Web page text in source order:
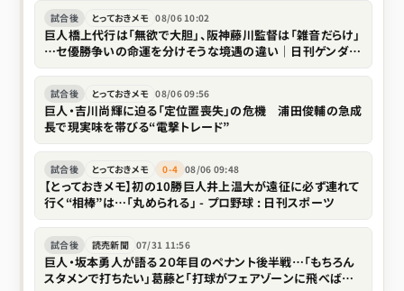
試合後 とっておきメモ 08/06 10:02
巨人橋上代行は「無欲で大胆」、阪神藤川監督は「雑音だらけ」
…セ優勝争いの命運を分けそうな境遇の違い｜日刊ゲンダイ
試合後 とっておきメモ 08/06 09:56
巨人・吉川尚輝に迫る「定位置喪失」の危機 浦田俊輔の急成
長で現実味を帯びる“電撃トレード”
試合後 とっておきメモ 0-4 08/06 09:48
【とっておきメモ】初の10勝巨人井上温大が遠征に必ず連れて
行く“相棒”は…「丸められる」 - プロ野球 : 日刊スポーツ
試合後 読売新聞 07/31 11:56
巨人・坂本勇人が語る２０年目のペナント後半戦…「もちろん
スタメンで打ちたい」葛藤と「打球がフェアゾーンに飛べばい